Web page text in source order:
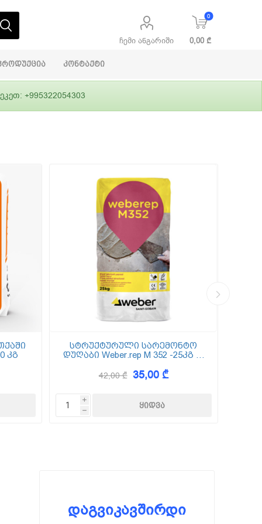
ჩემი ანგარიში
0
0,00 ₾
ფასადები
გრუნტები,
ჰიდროიზოლაცია
ლითონი
სამშენებლო
დანადგარები
კონტაქტი
+995322054303
კგ
სტრუქტურული სარემონტო
დუღაბი Weber.rep M 352 -25კგ (5
42,00 ₾ 35,00 ₾
i
h
დაგვიკავშირდი